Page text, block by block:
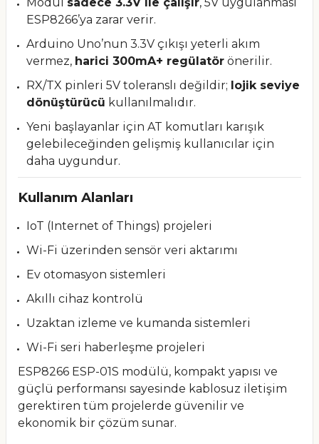
ESP8266’ya zarar verir.
Arduino Uno’nun 3.3V çıkışı yeterli akım
vermez, harici 300mA+ regülatör önerilir.
RX/TX pinleri 5V toleranslı değildir; lojik seviye
dönüştürücü kullanılmalıdır.
Yeni başlayanlar için AT komutları karışık
gelebileceğinden gelişmiş kullanıcılar için
daha uygundur.
Kullanım Alanları
IoT (Internet of Things) projeleri
Wi-Fi üzerinden sensör veri aktarımı
Ev otomasyon sistemleri
Akıllı cihaz kontrolü
Uzaktan izleme ve kumanda sistemleri
Wi-Fi seri haberleşme projeleri
ESP8266 ESP-01S modülü, kompakt yapısı ve
güçlü performansı sayesinde kablosuz iletişim
gerektiren tüm projelerde güvenilir ve
ekonomik bir çözüm sunar.